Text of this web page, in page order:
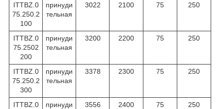
ITTBZ.0
75.250.2
100
принуди
тельная
3022 2100 75 250
ITTBZ.0
75.2502
200
принуди
тельная
3200 2200 75 250
ITTBZ.0
75.250.2
300
принуди
тельная
3378 2300 75 250
ITTBZ.0
принуди
3556 2400 75 250